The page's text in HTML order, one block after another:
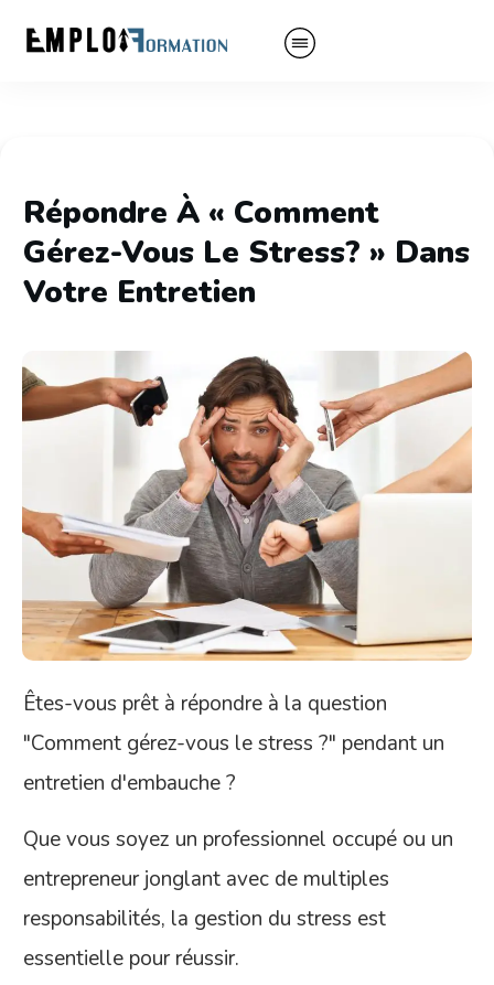
Répondre À « Comment
Gérez-Vous Le Stress? » Dans
Votre Entretien
Êtes-vous prêt à répondre à la question
"Comment gérez-vous le stress ?" pendant un
entretien d'embauche ?
Que vous soyez un professionnel occupé ou un
entrepreneur jonglant avec de multiples
responsabilités, la gestion du stress est
essentielle pour réussir.